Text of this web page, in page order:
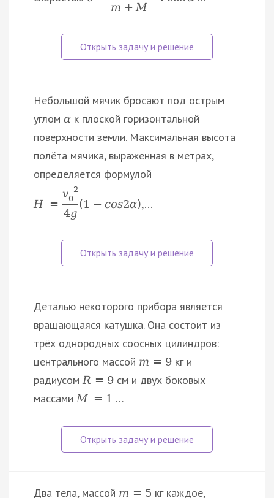
m + M
Небольшой мячик бросают под острым
углом α к плоской горизонтальной
поверхности земли. Максимальная высота
полёта мячика, выраженная в метрах,
определяется формулой
H =
v0
2
4g
(1 − cos2α),…
Деталью некоторого прибора является
вращающаяся катушка. Она состоит из
трёх однородных соосных цилиндров:
центрального массой m = 9 кг и
радиусомR = 9 см и двух боковых
массамиM = 1 …
Два тела, массой m = 5 кг каждое,